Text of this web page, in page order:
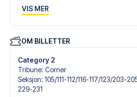
Våre skreddersydde fotballreiser til
Velg blant et bredt utvalg av
hoteller for enhver smak og budsjett,
passer deg best.
Når du velger billettype, kan du se
sitte i, og hva billetten inkluderer –
hospitality-billett. En hospitality-billett
VIS MER
OM BILLETTER
Category 2
Tribune: Corner
Seksjon: 105/​111-112/​116-117/​123/​203-
229-231